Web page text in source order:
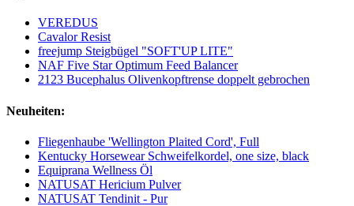
VEREDUS
Cavalor Resist
freejump Steigbügel "SOFT'UP LITE"
NAF Five Star Optimum Feed Balancer
2123 Bucephalus Olivenkopftrense doppelt gebrochen
Neuheiten:
Fliegenhaube 'Wellington Plaited Cord', Full
Kentucky Horsewear Schweifelkordel, one size, black
Equiprana Wellness Öl
NATUSAT Hericium Pulver
NATUSAT Tendinit - Pur